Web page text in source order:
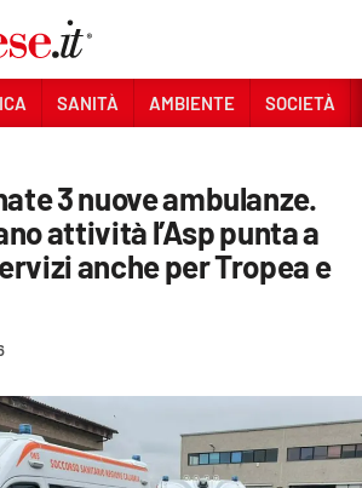
SANITÀ AMBIENTE SOCIETÀ
3 nuove ambulanze.
attività l’Asp punta a
anche per Tropea e